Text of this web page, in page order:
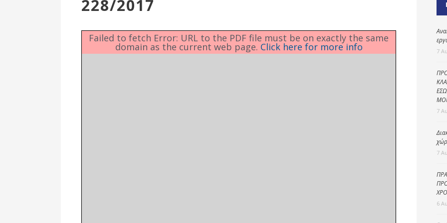
Επιτροπή
Ενότητες
Δημοτική
αστυνομία
228/2017
Failed to fetch Error: URL to the PDF file must be on exactly the same
domain as the current web page. Click here for more info 7
7
7
6